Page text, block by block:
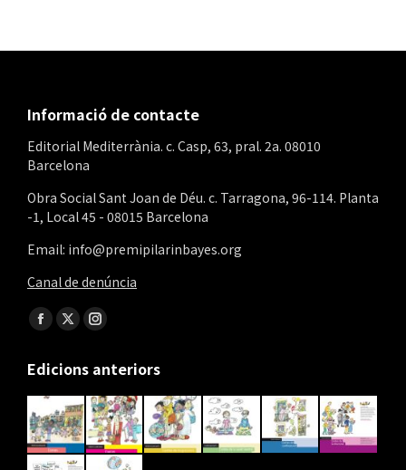
Informació de contacte
Editorial Mediterrània. c. Casp, 63, pral. 2a. 08010
Barcelona
Obra Social Sant Joan de Déu. c. Tarragona, 96-114. Planta
-1, Local 45 - 08015 Barcelona
Email: info@premipilarinbayes.org
Canal de denúncia
Find us on:
Facebook
opens
in
new
window
X
opens
in
new
window
Instagram
opens
in
new
window
Edicions anteriors